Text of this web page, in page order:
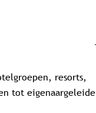
resorts,
tot eigenaargeleide